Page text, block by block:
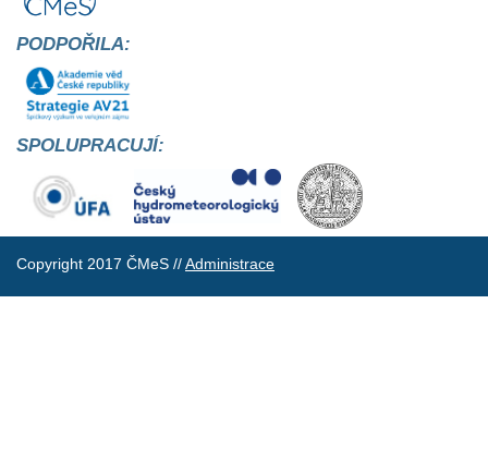
PODPOŘILA:
SPOLUPRACUJÍ:
Copyright 2017 ČMeS //Administrace